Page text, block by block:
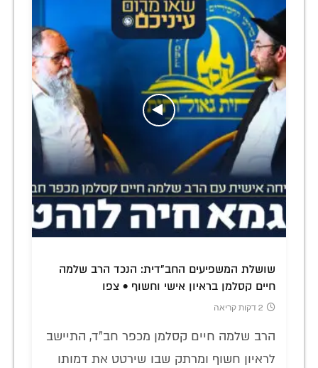
שושלת המשפיעים החב"דית: הנכד הרב שלמה
חיים קסלמן בראיון אישי וחשוף • צפו
2 דקות קריאה
הרב שלמה חיים קסלמן מכפר חב"ד, התיישב
לראיון חשוף ומרתק שבו שירטט את דמותו